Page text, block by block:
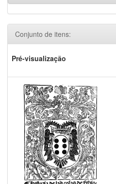
Conjunto de itens:
Pré-visualização